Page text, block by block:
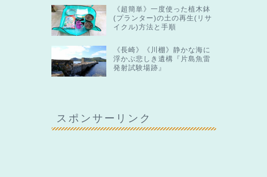
《超簡単》一度使った植木鉢
(プランター)の土の再生(リサ
イクル)方法と手順
《長崎》《川棚》静かな海に
浮かぶ悲しき遺構『片島魚雷
発射試験場跡』
スポンサーリンク